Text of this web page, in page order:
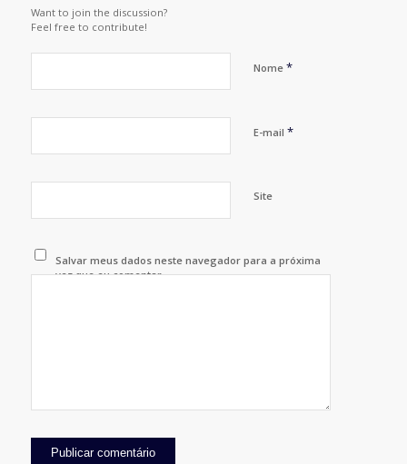
Want to join the discussion?
Feel free to contribute!
Nome *
E-mail *
Site
Salvar meus dados neste navegador para a próxima
vez que eu comentar.